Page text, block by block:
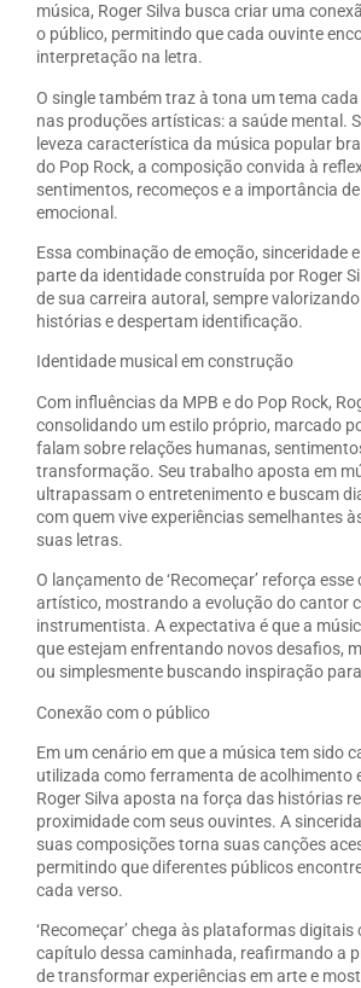
música, Roger Silva busca criar uma
o público, permitindo que cada ouvinte
interpretação na letra.
O single também traz à tona um tema
nas produções artísticas: a saúde mental.
leveza característica da música popular
do Pop Rock, a composição convida à
sentimentos, recomeços e a importância
emocional.
Essa combinação de emoção, sinceridade
parte da identidade construída por Roger
de sua carreira autoral, sempre
histórias e despertam identificação.
Identidade musical em construção
Com influências da MPB e do Pop Rock,
consolidando um estilo próprio, marcado
falam sobre relações humanas,
transformação. Seu trabalho aposta em
ultrapassam o entretenimento e buscam
com quem vive experiências semelhantes
suas letras.
O lançamento de ‘Recomeçar’ reforça
artístico, mostrando a evolução do cantor
instrumentista. A expectativa é que a
que estejam enfrentando novos desafios,
ou simplesmente buscando inspiração
Conexão com o público
Em um cenário em que a música tem sido
utilizada como ferramenta de acolhimento
Roger Silva aposta na força das histórias
proximidade com seus ouvintes. A
suas composições torna suas canções
permitindo que diferentes públicos
cada verso.
‘Recomeçar’ chega às plataformas
capítulo dessa caminhada, reafirmando a
de transformar experiências em arte e